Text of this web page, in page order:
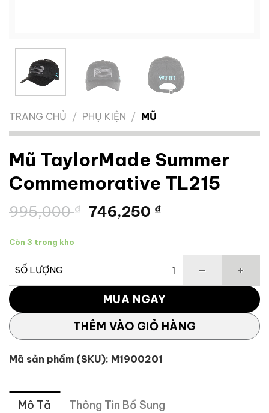
TRANG CHỦ / PHỤ KIỆN / MŨ
Mũ TaylorMade Summer
Commemorative TL215
995,000₫
Giá
995,000 ₫.
746,250 ₫Giá
là:
746,250 ₫.
Còn 3 trong kho
SỐ LƯỢNG
Mũ TaylorMade Summer Commemorative TL215 số lượng
THÊM VÀO GIỎ HÀNG
MUA NGAY
Mã sản phẩm (SKU): M1900201
Mô Tả Thông Tin Bổ Sung